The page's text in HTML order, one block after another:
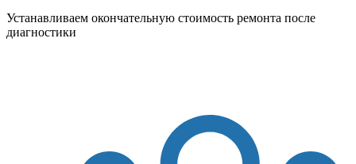
Устанавливаем окончательную стоимость ремонта после
диагностики